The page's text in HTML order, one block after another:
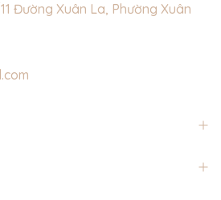
Đường Xuân La, Phường Xuân